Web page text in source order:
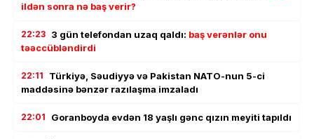
ildən sonra nə baş verir?
22:23 3 gün telefondan uzaq qaldı: baş verənlər onu
təəccübləndirdi
22:11
Türkiyə, Səudiyyə və Pakistan NATO-nun 5-ci
maddəsinə bənzər razılaşma imzaladı
22:01 Goranboyda evdən 18 yaşlı gənc qızın meyiti tapıldı